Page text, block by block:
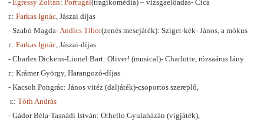
- Egressy Zoltán: Portugál(tragikomédia) – vizsgaelőadás- Cica
r.: Farkas Ignác , Jászai díjas
- Szabó Magda- Andics Tibor(zenés mesejáték): Sziget-kék- János, a mókus
r.: Farkas Ignác , Jászai-díjas
- Charles Dickens-Lionel Bart: Oliver! (musical)- Charlotte, rózsaárus lány
r.: Krámer György, Harangozó-díjas
- Kacsoh Pongrác: János vitéz (daljáték)-csoportos szereplő,
r.: Tóth András
- Gádor Béla-Tasnádi István: Othello Gyulaházán (vígjáték),